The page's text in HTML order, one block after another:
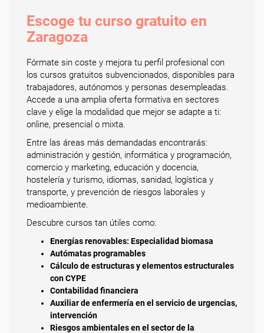
Escoge tu curso gratuito en
Zaragoza
Fórmate sin coste y mejora tu perfil profesional con
los cursos gratuitos subvencionados, disponibles para
trabajadores, autónomos y personas desempleadas.
Accede a una amplia oferta formativa en sectores
clave y elige la modalidad que mejor se adapte a ti:
online, presencial o mixta.
Entre las áreas más demandadas encontrarás:
administración y gestión, informática y programación,
comercio y marketing, educación y docencia,
hostelería y turismo, idiomas, sanidad, logística y
transporte, y prevención de riesgos laborales y
medioambiente.
Descubre cursos tan útiles como:
Energías renovables: Especialidad biomasa
Autómatas programables
Cálculo de estructuras y elementos estructurales
con CYPE
Contabilidad financiera
Auxiliar de enfermería en el servicio de urgencias,
intervención
Riesgos ambientales en el sector de la